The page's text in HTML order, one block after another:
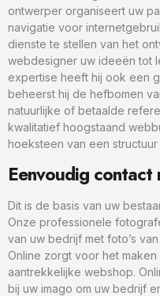
ontwerper organiseert uw
navigatie voor
dienste te stellen van het
webdesigner uw ideeën tot
expertise heeft hij ook een
beheerst hij de hefbomen
natuurlijke of betaalde
kwalitatief hoogstaand
hoeksteen van een
Eenvoudig contact
Dit is de basis van uw
Onze professionele
van uw bedrijf met foto’s
Online zorgt voor het
aantrekkelijke webshop.
bij uw imago om uw bedrijf